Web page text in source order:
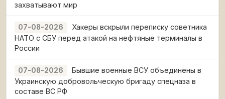
захватывают мир
07-08-2026
Хакеры вскрыли переписку советника
НАТО с СБУ перед атакой на нефтяные терминалы в
России
07-08-2026
Бывшие военные ВСУ объединены в
Украинскую добровольческую бригаду спецназа в
составе ВС РФ